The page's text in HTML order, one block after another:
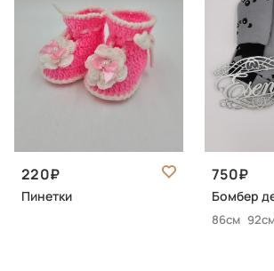
220
Пинетки
750
Бомбер
86см